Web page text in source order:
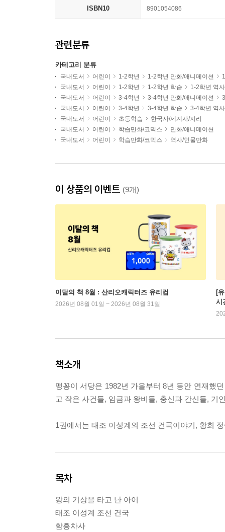
ISBN10 8901054086
관련분류
카테고리 분류
국내도서 어린이 1-2학년 1-2학년 만화/애니메이션
국내도서
어린이 1-2학년 1-2학년 학습
1-2학년 역
국내도서
어린이 3-4학년 3-4학년 만화/애니메이션
국내도서
어린이 3-4학년 3-4학년 학습
3-4학년 역
국내도서
어린이 초등학습
한국사/세계사/지리
국내도서
어린이 학습만화/코믹스
만화/애니메이션
국내도서
어린이 학습만화/코믹스 역사/인물만화
이 상품의 이벤트 (9개)
이달의 책 8월 : 산리오캐릭터즈 유리컵
2026년 08월 01일 ~ 2026년 08월 31일
[
시
책소개
맹꽁이 서당은 1982년 가을부터 8년 동안 연재했
고 작은 사건들, 임금과 왕비들, 충신과 간신들, 기
1권에서는 태조 이성계의 조선 건국이야기, 황희
목차
왕의 기상을 타고 난 아이
태조 이성계 조선 건국
함흥차사